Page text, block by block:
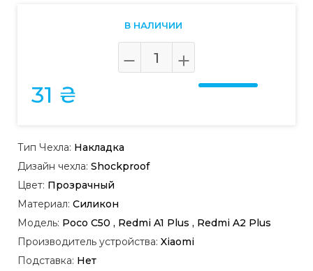
В НАЛИЧИИ
31 ₴
Тип Чехла: Накладка
Дизайн чехла: Shockproof
Цвет: Прозрачный
Материал: Силикон
Модель: Poco C50 , Redmi A1 Plus , Redmi A2 Plus
Производитель устройства: Xiaomi
Подставка: Нет